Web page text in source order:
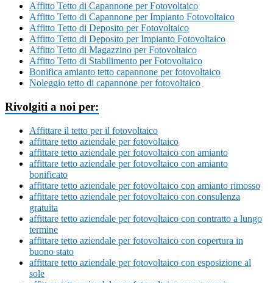
Affitto Tetto di Capannone per Fotovoltaico
Affitto Tetto di Capannone per Impianto Fotovoltaico
Affitto Tetto di Deposito per Fotovoltaico
Affitto Tetto di Deposito per Impianto Fotovoltaico
Affitto Tetto di Magazzino per Fotovoltaico
Affitto Tetto di Stabilimento per Fotovoltaico
Bonifica amianto tetto capannone per fotovoltaico
Noleggio tetto di capannone per fotovoltaico
Rivolgiti a noi per:
Affittare il tetto per il fotovoltaico
affittare tetto aziendale per fotovoltaico
affittare tetto aziendale per fotovoltaico con amianto
affittare tetto aziendale per fotovoltaico con amianto
bonificato
affittare tetto aziendale per fotovoltaico con amianto rimosso
affittare tetto aziendale per fotovoltaico con consulenza
gratuita
affittare tetto aziendale per fotovoltaico con contratto a lungo
termine
affittare tetto aziendale per fotovoltaico con copertura in
buono stato
affittare tetto aziendale per fotovoltaico con esposizione al
sole